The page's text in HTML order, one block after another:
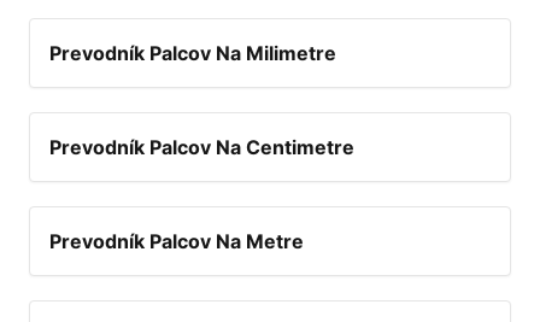
Prevodník Palcov Na Milimetre
Prevodník Palcov Na Centimetre
Prevodník Palcov Na Metre